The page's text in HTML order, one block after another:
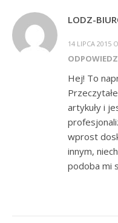
LODZ-
14 LIPCA 2015
ODPOWIEDZ
Hej! To
artykuły i
wprost
innym,
podoba mi